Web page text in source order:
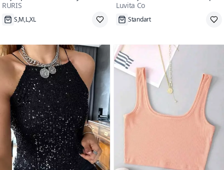
RURIS
S,M,L,XL
Luvita Co
Standart